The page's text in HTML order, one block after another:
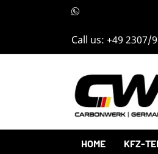
Call us: +49 2307/
HOME KFZ-